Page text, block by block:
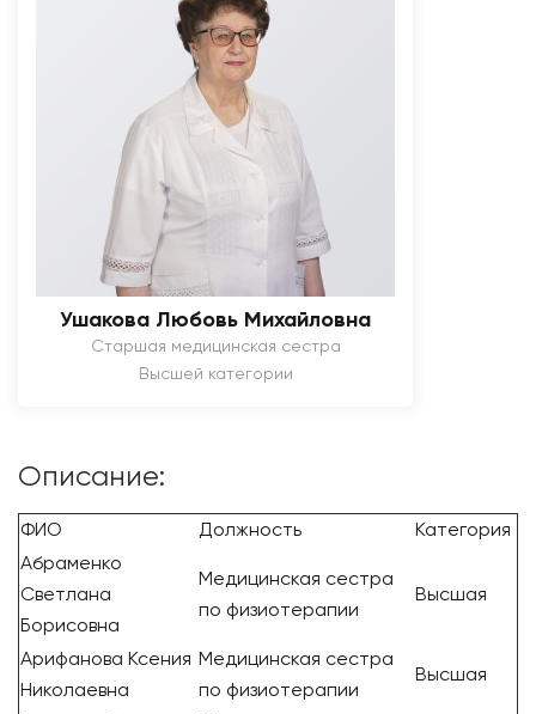
Ушакова Любовь Михайловна
Старшая медицинская сестра
Высшей категории
Описание:
ФИО Должность
Категория
Абраменко
Светлана
Борисовна
Медицинская сестра
по физиотерапии
Высшая
Арифанова Ксения
Николаевна
Медицинская сестра
по физиотерапии
Высшая